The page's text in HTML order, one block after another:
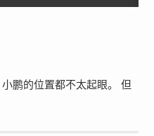
鹏的位置都不太起眼。 但